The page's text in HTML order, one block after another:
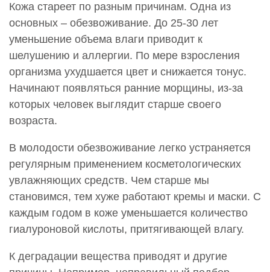
Кожа стареет по разным причинам. Одна из
основных – обезвоживание. До 25-30 лет
уменьшение объема влаги приводит к
шелушению и аллергии. По мере взросления
организма ухудшается цвет и снижается тонус.
Начинают появляться ранние морщины, из-за
которых человек выглядит старше своего
возраста.
В молодости обезвоживание легко устраняется
регулярным применением косметологических
увлажняющих средств. Чем старше мы
становимся, тем хуже работают кремы и маски. С
каждым годом в коже уменьшается количество
гиалуроновой кислоты, притягивающей влагу.
К деградации вещества приводят и другие